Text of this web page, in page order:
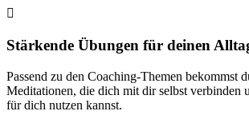

Stärkende Übungen für deinen
Passend zu den Coaching-Themen bekommst
Meditationen, die dich mit dir selbst verbinden
für dich nutzen kannst.